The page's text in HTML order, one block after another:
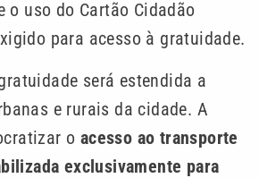
o uso do Cartão Cidadão
para acesso à gratuidade.
será estendida a
e rurais da cidade. A
o acesso ao transporte
exclusivamente para